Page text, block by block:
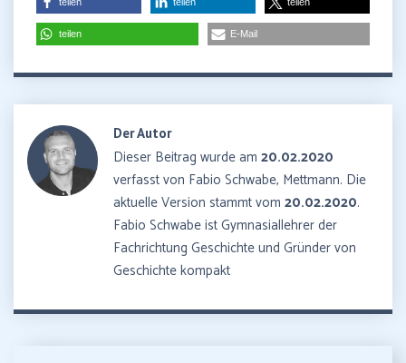
teilen E-Mail
Der Autor
Dieser Beitrag wurde am 20.02.2020
verfasst von Fabio Schwabe, Mettmann. Die
aktuelle Version stammt vom 20.02.2020.
Fabio Schwabe ist Gymnasiallehrer der
Fachrichtung Geschichte und Gründer von
Geschichte kompakt